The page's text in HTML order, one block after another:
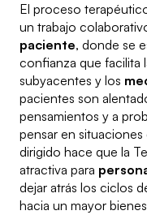
El proceso
un trabajo
paciente, donde se
confianza que facilita
subyacentes y los
pacientes son
pensamientos y a
pensar en
dirigido hace que la
atractiva para
dejar atrás los ciclos
hacia un mayor